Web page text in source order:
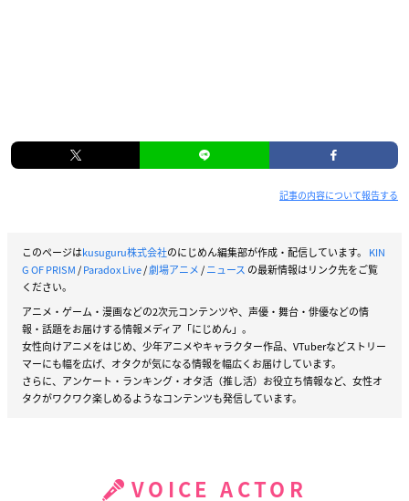
記事の内容について報告する
このページはkusuguru株式会社のにじめん編集部が作成・配信しています。 KIN
G OF PRISM/Paradox Live/劇場アニメ/ニュース の最新情報はリンク先をご覧
ください。
アニメ・ゲーム・漫画などの2次元コンテンツや、声優・舞台・俳優などの情
報・話題をお届けする情報メディア「にじめん」。
女性向けアニメをはじめ、少年アニメやキャラクター作品、VTuberなどストリー
マーにも幅を広げ、オタクが気になる情報を幅広くお届けしています。
さらに、アンケート・ランキング・オタ活（推し活）お役立ち情報など、女性オ
タクがワクワク楽しめるようなコンテンツも発信しています。
VOICE ACTOR